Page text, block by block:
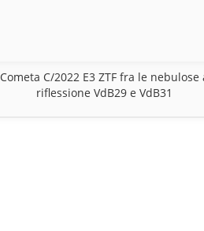
Cometa C/2022 E3 ZTF fra le nebulose
riflessione VdB29 e VdB31